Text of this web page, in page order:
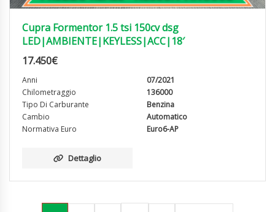
Cupra Formentor 1.5 tsi 150cv dsg
LED|AMBIENTE|KEYLESS|ACC|18′
17.450€
Anni
07/2021
Chilometraggio
136000
Tipo Di Carburante
Benzina
Cambio
Automatico
Normativa Euro
Euro6-AP
Dettaglio